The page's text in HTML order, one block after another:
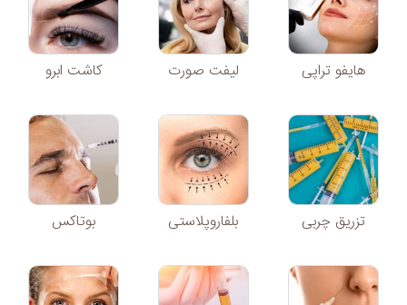
هایفو تراپی لیفت صورت کاشت ابرو
تزریق چربی بلفاروپلاستی بوتاکس